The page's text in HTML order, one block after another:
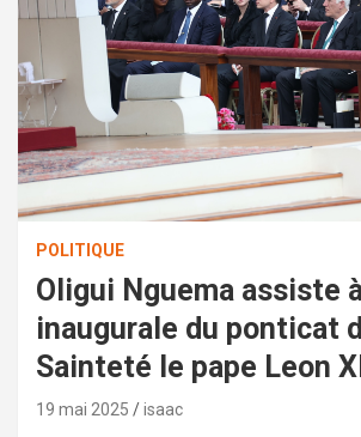
POLITIQUE
Oligui Nguema assiste
inaugurale du ponticat
Sainteté le pape Leon
19 mai 2025 isaac